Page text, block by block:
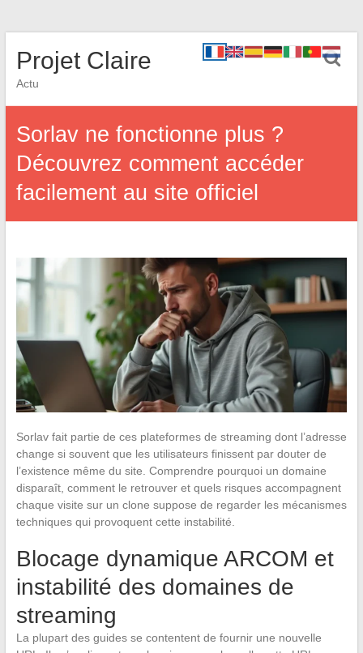
Projet Claire
Actu
Sorlav ne fonctionne plus ?
Découvrez comment accéder
facilement au site officiel
Sorlav fait partie de ces plateformes de streaming dont l’adresse
change si souvent que les utilisateurs finissent par douter de
l’existence même du site. Comprendre pourquoi un domaine
disparaît, comment le retrouver et quels risques accompagnent
chaque visite sur un clone suppose de regarder les mécanismes
techniques qui provoquent cette instabilité.
Blocage dynamique ARCOM et
instabilité des domaines de
streaming
La plupart des guides se contentent de fournir une nouvelle